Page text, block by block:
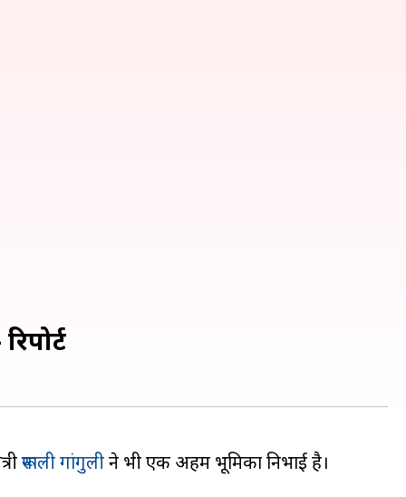
रूपाली गांगुलीने भी एक अहम भूमिका निभाई है।